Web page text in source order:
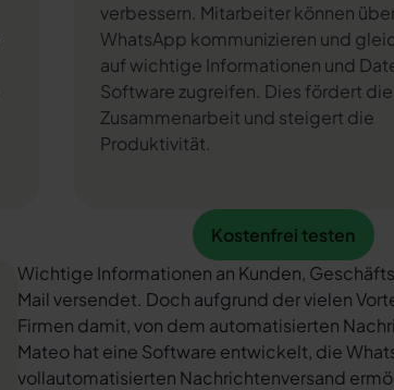
verbessern. Mitarbeiter können
WhatsApp kommunizieren und
auf wichtige Informationen und
Software zugreifen. Dies fördert die
Zusammenarbeit und steigert die
Produktivität.
Kostenfrei testen
Kostenfrei testen
Wichtige Informationen an Kunden,
Mail versendet. Doch aufgrund der vielen
Firmen damit, von dem automatisierten
Mateo hat eine Software entwickelt, die
vollautomatisierten Nachrichtenversand